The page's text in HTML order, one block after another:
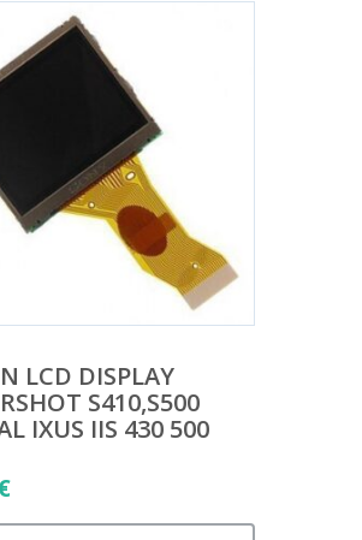
LCD DISPLAY
S410,S500
IXUS IIS 430 500